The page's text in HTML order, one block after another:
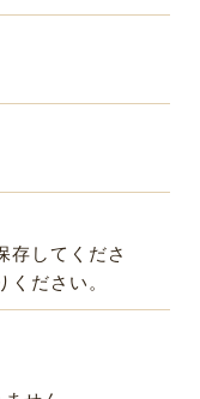
存してくださ
ださい。